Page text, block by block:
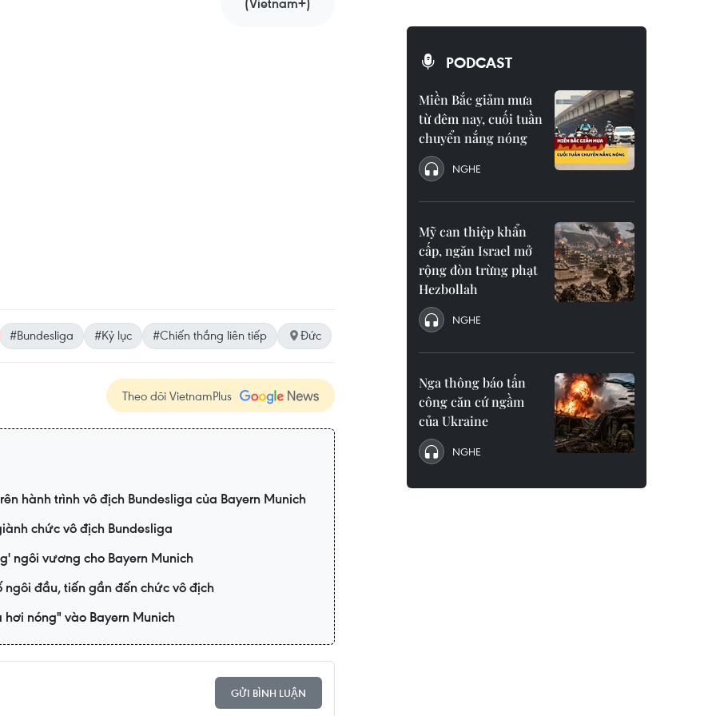
#Bundesliga #Kỷ lục #Chiến thắng liên tiếp Đức
Theo dõi VietnamPlus
hành trình vô địch Bundesliga của Bayern Munich
chức vô địch Bundesliga
ngôi vương cho Bayern Munich
ngôi đầu, tiến gần đến chức vô địch
nóng" vào Bayern Munich
GỬI BÌNH LUẬN
PODCAST
Miền Bắc giảm mưa
từ đêm nay, cuối tuần
chuyển nắng nóng
NGHE
Mỹ can thiệp khẩn
cấp, ngăn Israel mở
rộng đòn trừng phạt
Hezbollah
NGHE
Nga thông báo tấn
công căn cứ ngầm
của Ukraine
NGHE